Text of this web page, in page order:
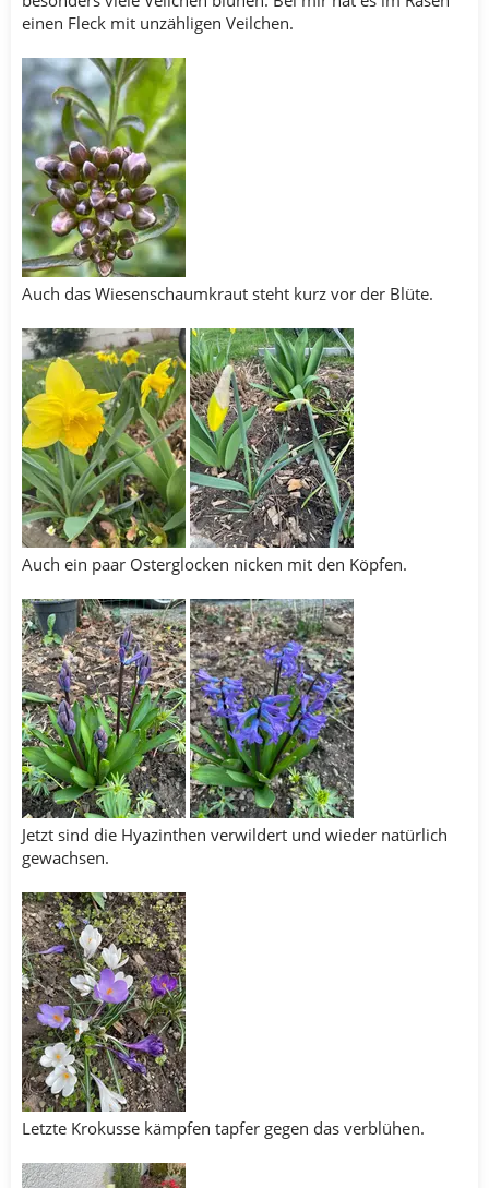
einen Fleck mit unzähligen Veilchen.
Auch das Wiesenschaumkraut steht kurz vor der Blüte.
Auch ein paar Osterglocken nicken mit den Köpfen.
Jetzt sind die Hyazinthen verwildert und wieder natürlich
gewachsen.
Letzte Krokusse kämpfen tapfer gegen das verblühen.